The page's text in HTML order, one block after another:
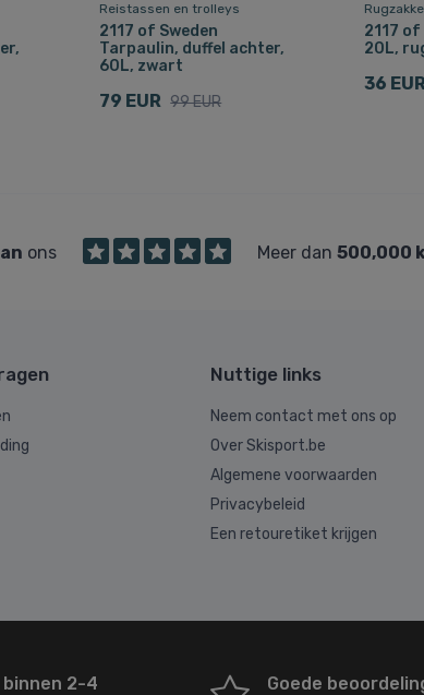
Reistassen en trolleys
2117 of Sweden
Tarpaulin, duffel achter,
60L, zwart
79 EUR 99 EUR
2117 of
20L,
36
ons Meer dan 500,000
Nuttige links
Neem contact met ons op
Over Skisport.be
Algemene voorwaarden
Privacybeleid
Een retouretiket krijgen
2-4
Goede